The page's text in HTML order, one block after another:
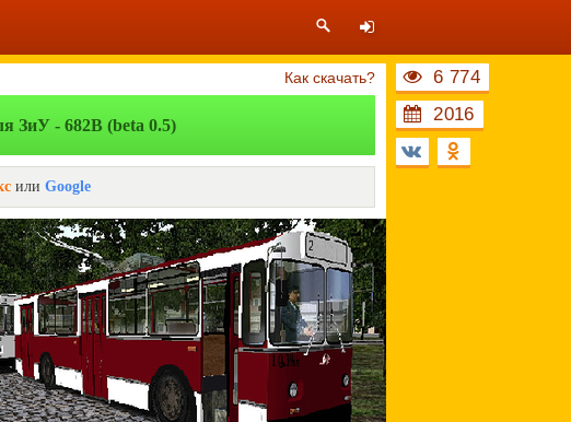
6 774
2016
Как скачать?
ЗиУ - 682В (beta 0.5)
или Google